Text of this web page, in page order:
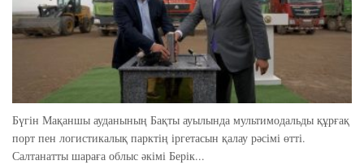
Бүгін Мақаншы ауданының Бақты ауылында мультимодальды құрғақ
порт пен логистикалық парктің іргетасын қалау рәсімі өтті.
Салтанатты шараға облыс әкімі Берік...